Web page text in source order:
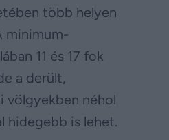
több helyen
minimum-
11 és 17 fok
a derült,
völgyekben néhol
hidegebb is lehet.